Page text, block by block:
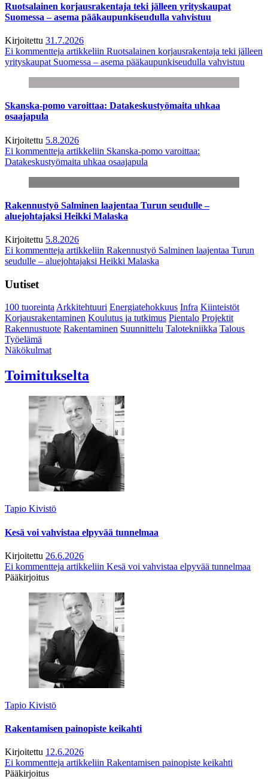
Ruotsalainen korjausrakentaja teki jälleen yrityskaupat
Suomessa – asema pääkaupunkiseudulla vahvistuu
Kirjoitettu 31.7.2026
Ei kommentteja artikkeliin Ruotsalainen korjausrakentaja teki jälleen
yrityskaupat Suomessa – asema pääkaupunkiseudulla vahvistuu
Skanska-pomo varoittaa: Datakeskustyömaita uhkaa
osaajapula
Kirjoitettu 5.8.2026
Ei kommentteja artikkeliin Skanska-pomo varoittaa:
Datakeskustyömaita uhkaa osaajapula
Rakennustyö Salminen laajentaa Turun seudulle –
aluejohtajaksi Heikki Malaska
Kirjoitettu 5.8.2026
Ei kommentteja artikkeliin Rakennustyö Salminen laajentaa Turun
seudulle – aluejohtajaksi Heikki Malaska
Uutiset
100 tuoreintaArkkitehtuuri Energiatehokkuus Infra Kiinteistöt
Korjausrakentaminen Koulutus ja tutkimus Pientalo Projektit
Rakennustuote Rakentaminen Suunnittelu Talotekniikka Talous
Työelämä
Näkökulmat
Toimitukselta
Tapio Kivistö
Kesä voi vahvistaa elpyvää tunnelmaa
Kirjoitettu 26.6.2026
Ei kommentteja artikkeliin Kesä voi vahvistaa elpyvää tunnelmaa
Pääkirjoitus
Tapio Kivistö
Rakentamisen painopiste keikahti
Kirjoitettu 12.6.2026
Ei kommentteja artikkeliin Rakentamisen painopiste keikahti
Pääkirjoitus